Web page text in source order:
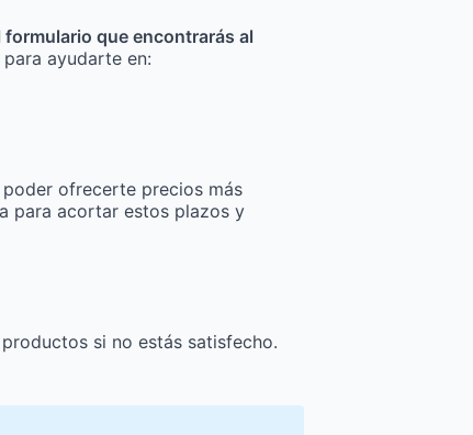
que encontrarás al
ayudarte en:
ofrecerte precios más
para acortar estos plazos y
si no estás satisfecho.